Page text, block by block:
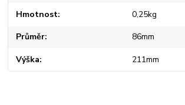
Hmotnost 0,25kg
Průměr 86mm
Výška 211mm